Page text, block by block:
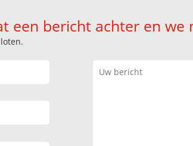
een bericht achter en